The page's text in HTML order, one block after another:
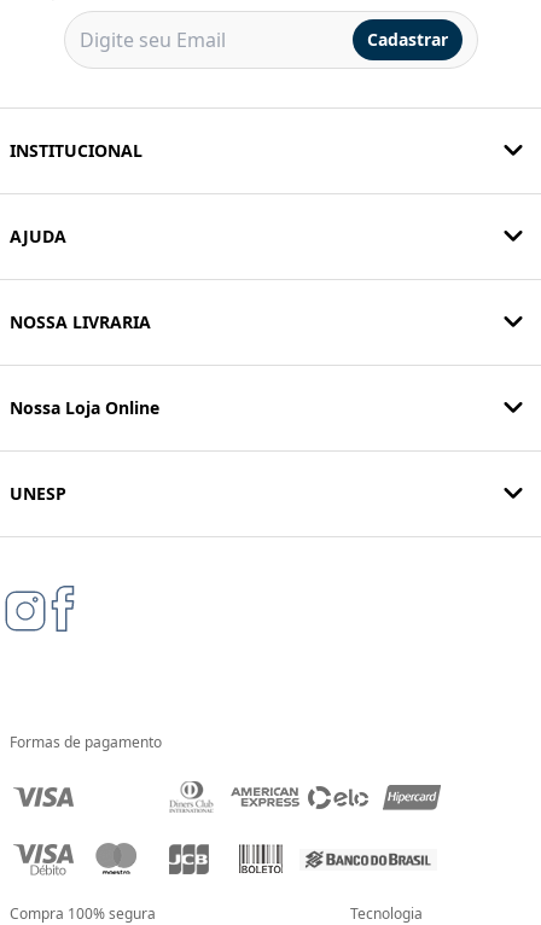
Cadastrar
INSTITUCIONAL
AJUDA
NOSSA LIVRARIA
Nossa Loja Online
UNESP
Formas de pagamento
Compra 100% segura Tecnologia